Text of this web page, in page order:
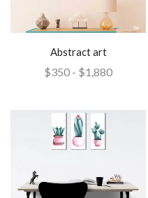
Abstract art
$350 - $1,880